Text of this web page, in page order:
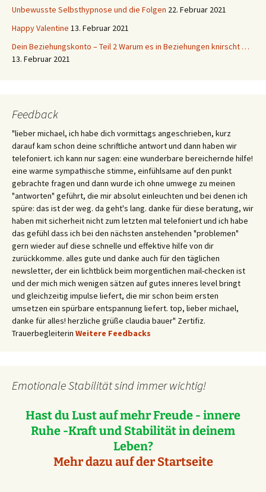
Unbewusste Selbsthypnose und die Folgen 22. Februar 2021
Happy Valentine 13. Februar 2021
Dein Beziehungskonto – Teil 2 Warum es in Beziehungen knirscht …
13. Februar 2021
Feedback
"lieber michael, ich habe dich vormittags angeschrieben, kurz
darauf kam schon deine schriftliche antwort und dann haben wir
telefoniert. ich kann nur sagen: eine wunderbare bereichernde hilfe!
eine warme sympathische stimme, einfühlsame auf den punkt
gebrachte fragen und dann wurde ich ohne umwege zu meinen
"antworten" geführt, die mir absolut einleuchten und bei denen ich
spüre: das ist der weg. da geht's lang. danke für diese beratung, wir
haben mit sicherheit nicht zum letzten mal telefoniert und ich habe
das gefühl dass ich bei den nächsten anstehenden "problemen"
gern wieder auf diese schnelle und effektive hilfe von dir
zurückkomme. alles gute und danke auch für den täglichen
newsletter, der ein lichtblick beim morgentlichen mail-checken ist
und der mich mich wenigen sätzen auf gutes inneres level bringt
und gleichzeitig impulse liefert, die mir schon beim ersten
umsetzen ein spürbare entspannung liefert. top, lieber michael,
danke für alles! herzliche grüße claudia bauer" Zertifiz.
Trauerbegleiterin Weitere Feedbacks
Emotionale Stabilität sind immer wichtig!
Hast du Lust auf mehr Freude - innere
Ruhe -Kraft und Stabilität in deinem
Leben?
Mehr dazu auf der Startseite